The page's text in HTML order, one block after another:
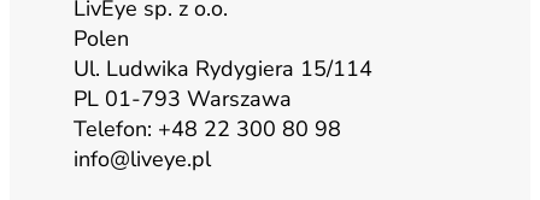
LivEye sp. z o.o.
Polen
Ul. Ludwika Rydygiera 15/114
PL 01-793 Warszawa
Telefon: +48 22 300 80 98
info@liveye.pl